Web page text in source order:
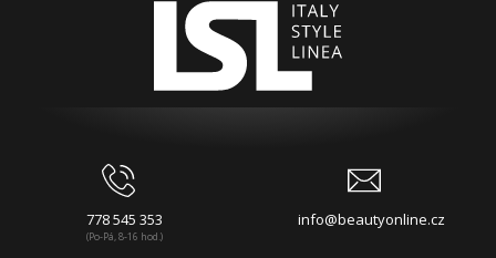
778 545 353
(Po-Pá, 8-16 hod.)
info@beautyonline.cz